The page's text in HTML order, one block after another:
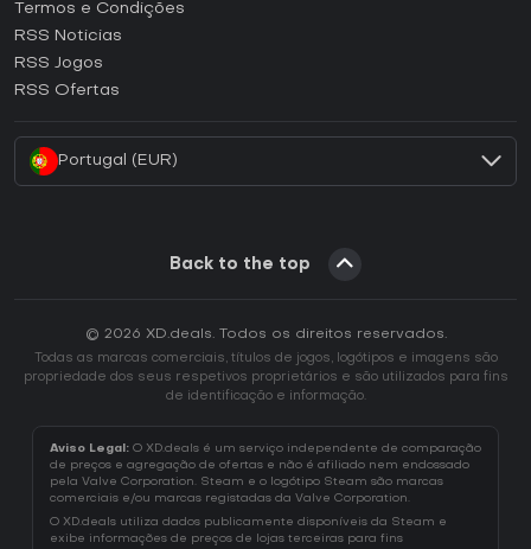
Como ativar uma CD Key GOG?
Como ativar uma CD Key Ubisoft Connect?
Termos e Condições
RSS Noticias
RSS Jogos
RSS Ofertas
Portugal (EUR)
Back to the top
© 2026 XD.deals. Todos os direitos reservados.
Todas as marcas comerciais, títulos de jogos, logótipos e imagens são
propriedade dos seus respetivos proprietários e são utilizados para fins
de identificação e informação.
Aviso Legal: O XD.deals é um serviço independente de comparação
de preços e agregação de ofertas e não é afiliado nem endossado
pela Valve Corporation. Steam e o logótipo Steam são marcas
comerciais e/ou marcas registadas da Valve Corporation.
O XD.deals utiliza dados publicamente disponíveis da Steam e
exibe informações de preços de lojas terceiras para fins